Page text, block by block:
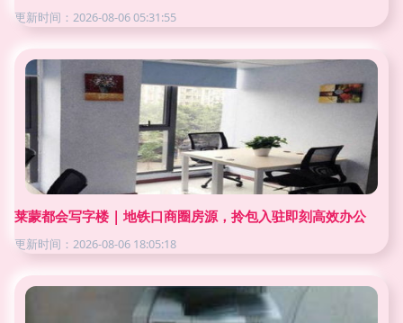
更新时间：2026-08-06 05:31:55
莱蒙都会写字楼 | 地铁口商圈房源，拎包入驻即刻高效办公
更新时间：2026-08-06 18:05:18